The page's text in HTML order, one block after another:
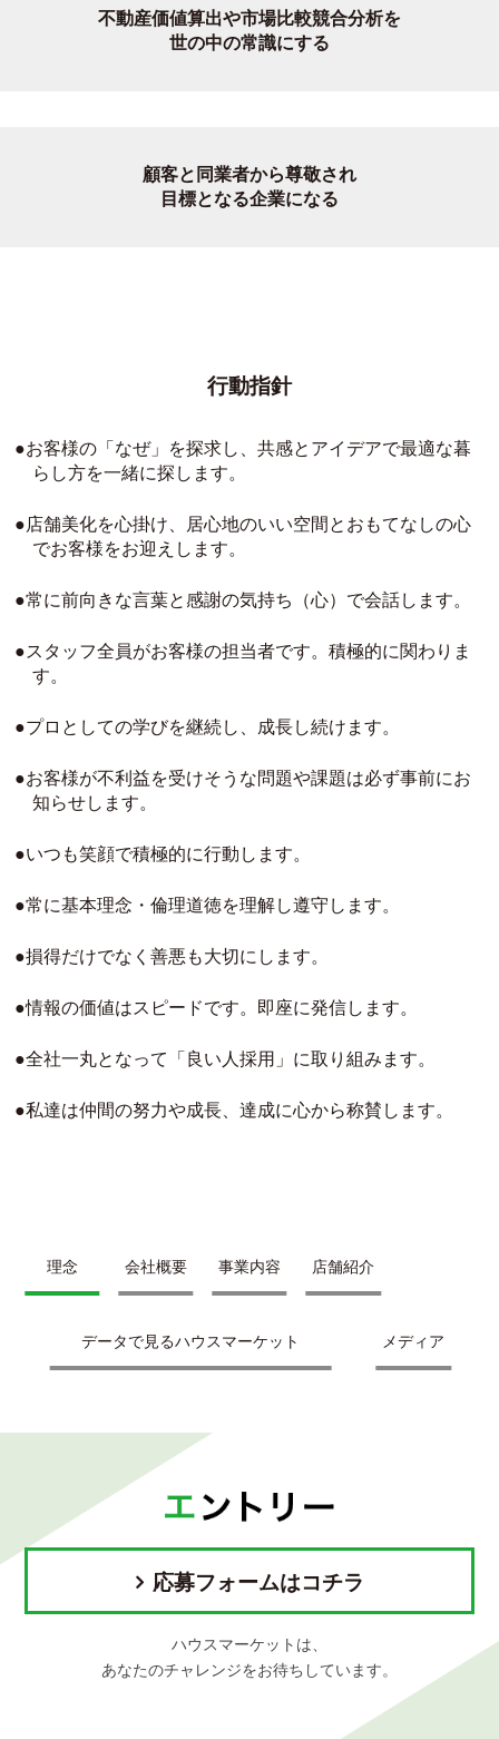
不動産価値算出や市場比較競合分析を
世の中の常識にする
顧客と同業者から尊敬され
目標となる企業になる
行動指針
お客様の「なぜ」を探求し、共感とアイデアで最適な暮
らし方を一緒に探します。
店舗美化を心掛け、居心地のいい空間とおもてなしの心
でお客様をお迎えします。
常に前向きな言葉と感謝の気持ち（心）で会話します。
スタッフ全員がお客様の担当者です。積極的に関わりま
す。
プロとしての学びを継続し、成長し続けます。
お客様が不利益を受けそうな問題や課題は必ず事前にお
知らせします。
いつも笑顔で積極的に行動します。
常に基本理念・倫理道徳を理解し遵守します。
損得だけでなく善悪も大切にします。
情報の価値はスピードです。即座に発信します。
全社一丸となって「良い人採用」に取り組みます。
私達は仲間の努力や成長、達成に心から称賛します。
理念 会社概要 事業内容 店舗紹介
データで見るハウスマーケット メディア
応募フォームはコチラ
ハウスマーケットは、
あなたのチャレンジをお待ちしています。